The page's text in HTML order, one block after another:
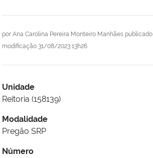
por Ana Carolina Pereira Monteiro Manhães publicado
modificação 31/08/2023 13h26
Unidade
Reitoria (158139)
Modalidade
Pregão SRP
Número